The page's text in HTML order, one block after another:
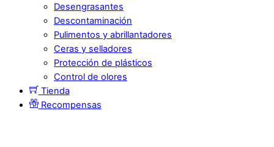
Desengrasantes
Descontaminación
Pulimentos y abrillantadores
Ceras y selladores
Protección de plásticos
Control de olores
Tienda
Recompensas